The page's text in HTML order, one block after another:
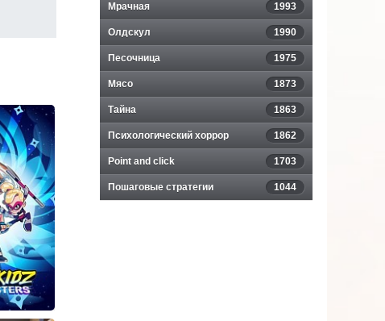
Мрачная 1993
Олдскул 1990
Песочница 1975
Мясо 1873
Тайна 1863
Психологический хоррор 1862
Point and click 1703
Пошаговые стратегии 1044